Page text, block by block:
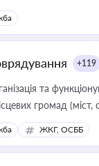
+119
та
громад (міст,
ЖКГ, ОСББ